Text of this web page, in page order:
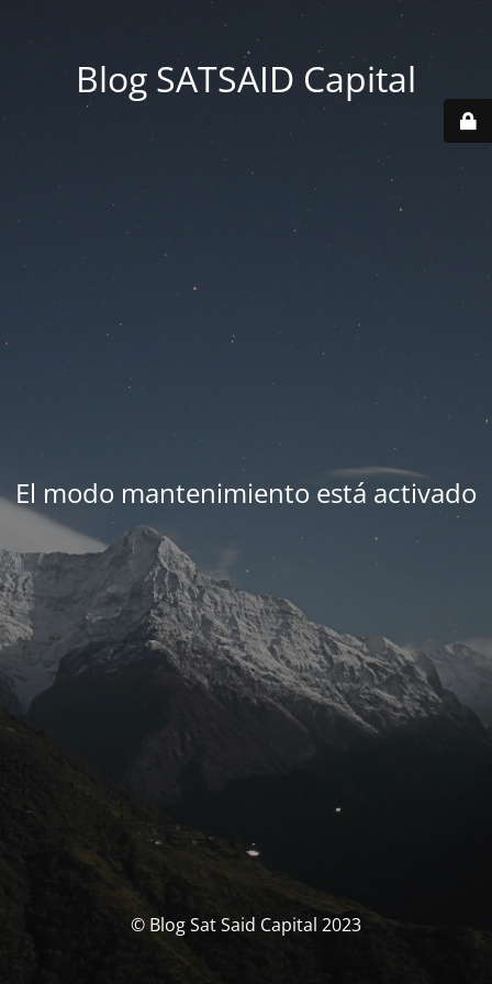
Blog SATSAID Capital
El modo mantenimiento está activado
© Blog Sat Said Capital 2023